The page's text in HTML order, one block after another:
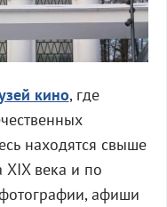
кино, где
находятся свыше
XIX века и по
афиши